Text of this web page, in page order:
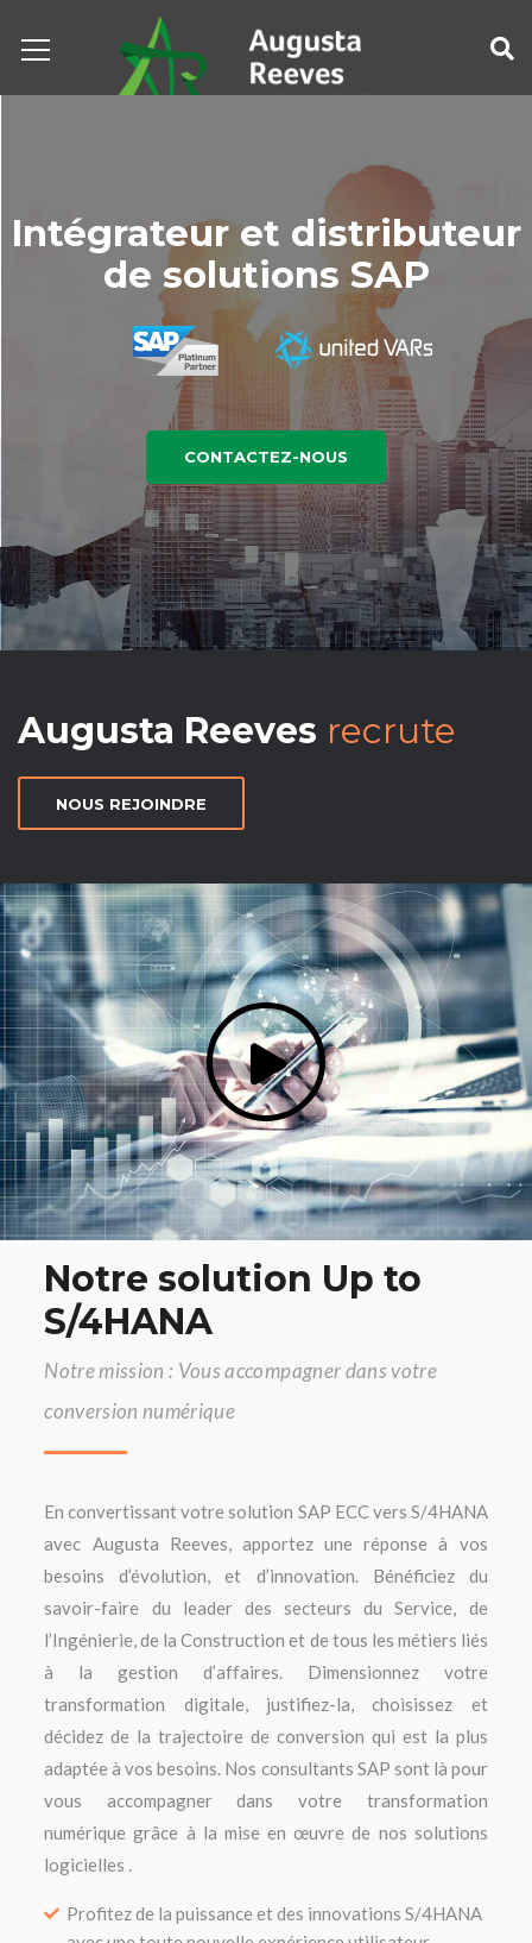
Intégrateur et distributeur
de solutions SAP
CONTACTEZ-NOUS
Augusta Reeves recrute
NOUS REJOINDRE
Notre solution Up to
S/4HANA
Notre mission : Vous accompagner dans votre
conversion numérique
En convertissant votre solution SAP ECC vers S/4HANA
avec Augusta Reeves, apportez une réponse à vos
besoins d’évolution, et d’innovation. Bénéficiez du
savoir-faire du leader des secteurs du Service, de
l’Ingénierie, de la Construction et de tous les métiers liés
à la gestion d’affaires. Dimensionnez votre
transformation digitale, justifiez-la, choisissez et
décidez de la trajectoire de conversion qui est la plus
adaptée à vos besoins. Nos consultants SAP sont là pour
vous accompagner dans votre transformation
numérique grâce à la mise en œuvre de nos solutions
logicielles .
Profitez de la puissance et des innovations S/4HANA